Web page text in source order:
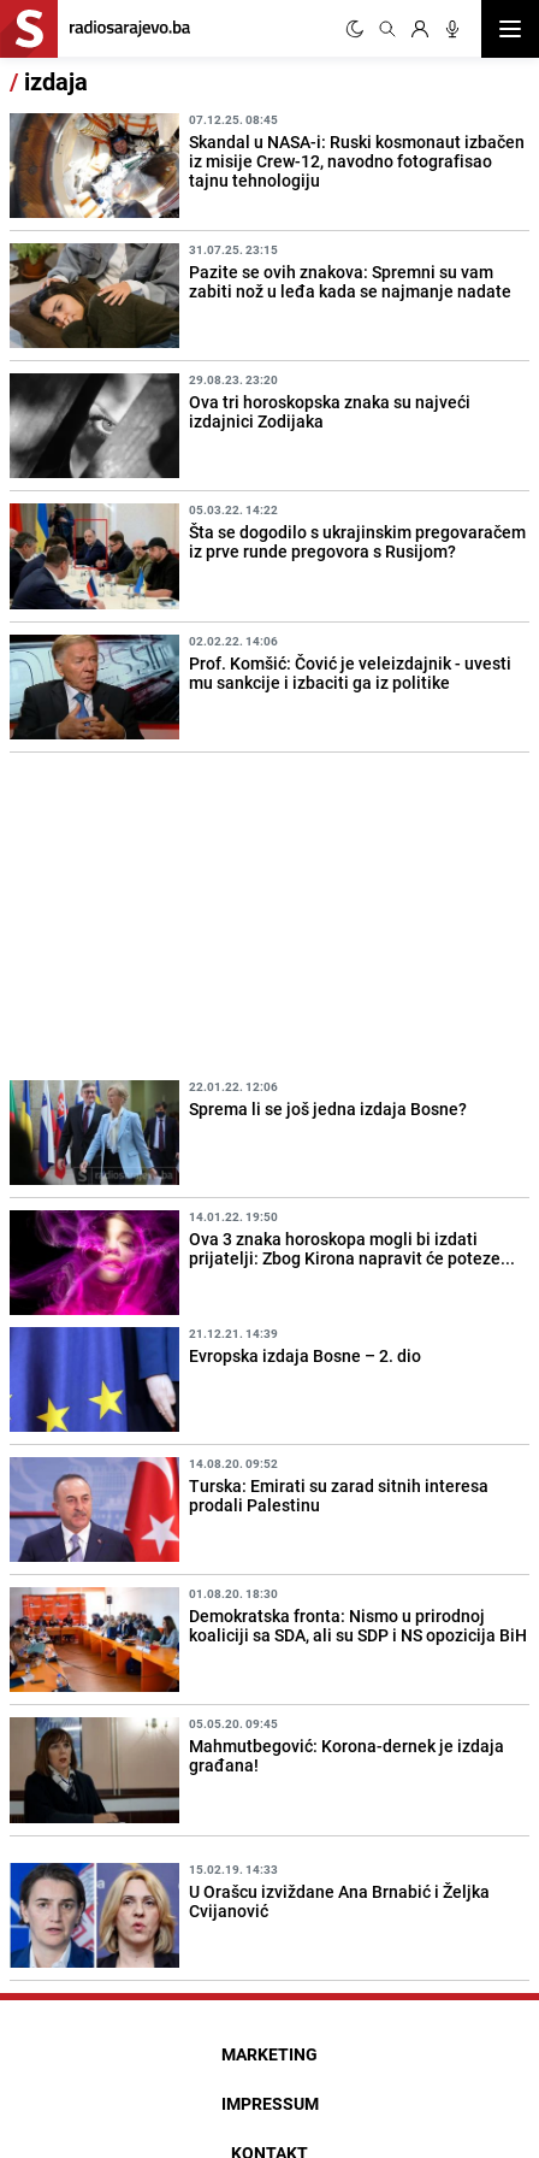
/ izdaja
07.12.25. 08:45
Skandal u NASA-i: Ruski kosmonaut izbačen
iz misije Crew-12, navodno fotografisao
tajnu tehnologiju
31.07.25. 23:15
Pazite se ovih znakova: Spremni su vam
zabiti nož u leđa kada se najmanje nadate
29.08.23. 23:20
Ova tri horoskopska znaka su najveći
izdajnici Zodijaka
05.03.22. 14:22
Šta se dogodilo s ukrajinskim pregovaračem
iz prve runde pregovora s Rusijom?
02.02.22. 14:06
Prof. Komšić: Čović je veleizdajnik - uvesti
mu sankcije i izbaciti ga iz politike
22.01.22. 12:06
Sprema li se još jedna izdaja Bosne?
14.01.22. 19:50
Ova 3 znaka horoskopa mogli bi izdati
prijatelji: Zbog Kirona napravit će poteze...
21.12.21. 14:39
Evropska izdaja Bosne – 2. dio
14.08.20. 09:52
Turska: Emirati su zarad sitnih interesa
prodali Palestinu
01.08.20. 18:30
Demokratska fronta: Nismo u prirodnoj
koaliciji sa SDA, ali su SDP i NS opozicija BiH
05.05.20. 09:45
Mahmutbegović: Korona-dernek je izdaja
građana!
15.02.19. 14:33
U Orašcu izviždane Ana Brnabić i Željka
Cvijanović
MARKETING
IMPRESSUM
KONTAKT